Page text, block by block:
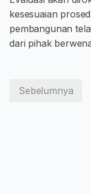
kesesuaian
pembangunan
dari pihak
Sebelumnya